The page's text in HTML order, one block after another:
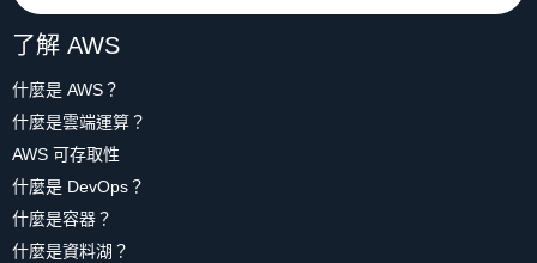
了解 AWS
什麼是 AWS？
什麼是雲端運算？
AWS 可存取性
什麼是 DevOps？
什麼是容器？
什麼是資料湖？